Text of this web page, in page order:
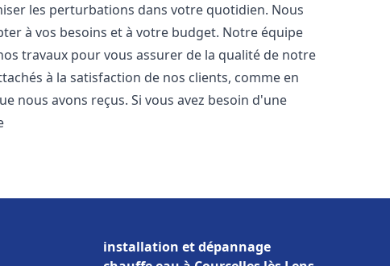
les perturbations dans votre quotidien. Nous
à vos besoins et à votre budget. Notre équipe
travaux pour vous assurer de la qualité de notre
à la satisfaction de nos clients, comme en
nous avons reçus. Si vous avez besoin d'une
installation et dépannage